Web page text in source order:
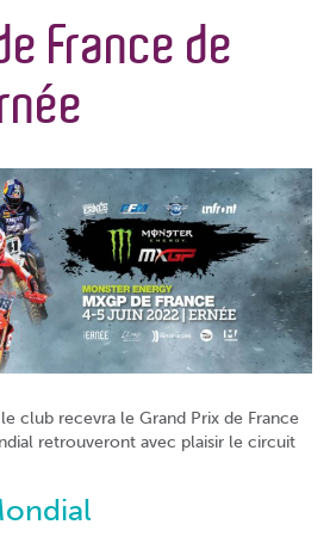
France de
club recevra le Grand Prix de France
retrouveront avec plaisir le circuit